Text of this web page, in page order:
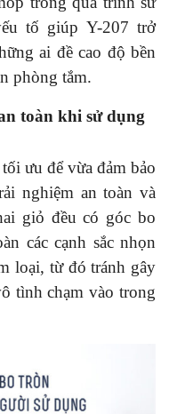
tố giúp Y-207 trở
ai đề cao độ bền
phòng tắm.
toàn khi sử dụng
ưu để vừa đảm bảo
nghiệm an toàn và
giỏ đều có góc bo
các cạnh sắc nhọn
loại, từ đó tránh gây
tình chạm vào trong